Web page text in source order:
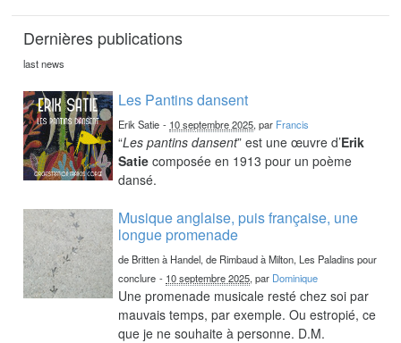
Dernières publications
last news
Les Pantins dansent
Erik Satie - 10 septembre 2025, par Francis
“Les pantins dansent” est une œuvre d’Erik
Satie composée en 1913 pour un poème
dansé.
Musique anglaise, puis française, une
longue promenade
de Britten à Handel, de Rimbaud à Milton, Les Paladins pour
conclure - 10 septembre 2025, par Dominique
Une promenade musicale resté chez soi par
mauvais temps, par exemple. Ou estropié, ce
que je ne souhaite à personne. D.M.